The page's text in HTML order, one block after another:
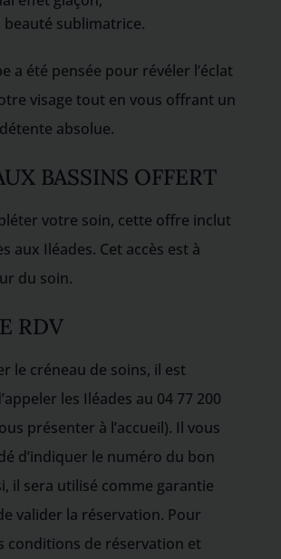
beauté sublimatrice.
a été pensée pour révéler l’éclat
visage tout en vous offrant un
absolue.
BASSINS OFFERT
votre soin, cette offre inclut
aux Iléades. Cet accès est à
du soin.
RDV
le créneau de soins, il est
les Iléades au 04 77 200
présenter à l’accueil). Il vous
d’indiquer le numéro du bon
il sera utilisé comme garantie
valider la réservation. Pour
conditions de réservation et